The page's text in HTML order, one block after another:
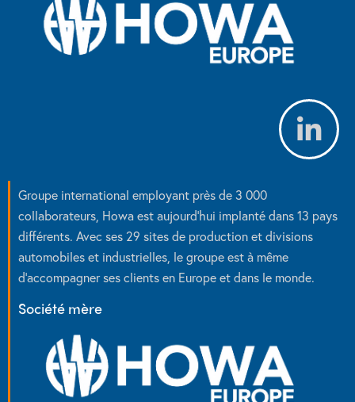
Groupe international employant près de 3 000
collaborateurs, Howa est aujourd’hui implanté dans 13 pays
différents. Avec ses 29 sites de production et divisions
automobiles et industrielles, le groupe est à même
d’accompagner ses clients en Europe et dans le monde.
Société mère